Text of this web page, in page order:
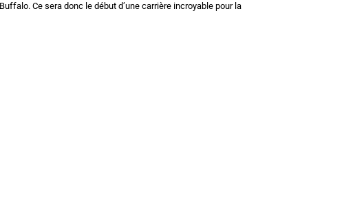
Ce sera donc le début d’une carrière incroyable pour la